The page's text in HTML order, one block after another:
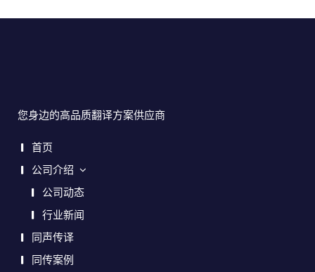
您身边的高品质翻译方案供应商
首页
公司介绍
公司动态
行业新闻
同声传译
同传案例